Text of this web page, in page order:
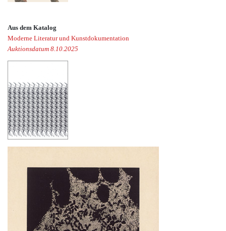
Aus dem Katalog
Moderne Literatur und Kunstdokumentation
Auktionsdatum 8.10.2025